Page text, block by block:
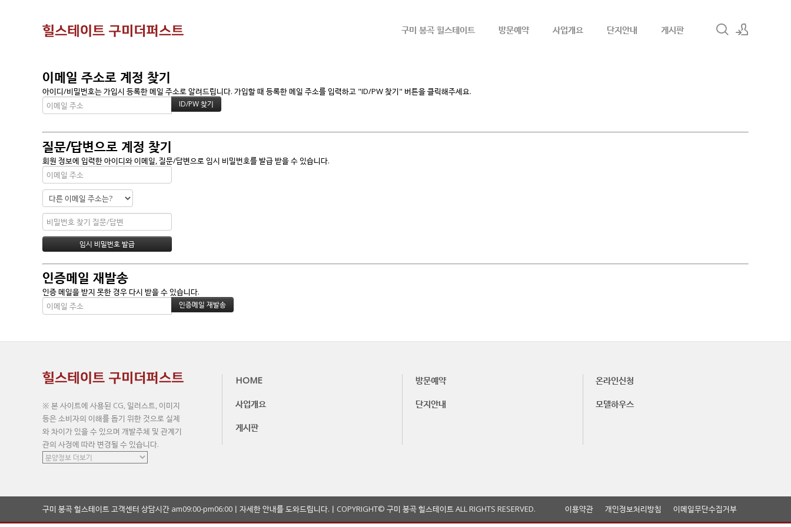
구미 봉곡 힐스테이트 방문예약 사업개요 단지안내 게시판
이메일 주소로 계정 찾기
아이디/비밀번호는 가입시 등록한 메일 주소로 알려드립니다. 가입할 때 등록한 메일 주소를 입력하고 "ID/PW 찾기" 버튼을 클릭해주세요.
질문/답변으로 계정 찾기
회원 정보에 입력한 아이디와 이메일, 질문/답변으로 임시 비밀번호를 발급 받을 수 있습니다.
인증메일 재발송
인증 메일을 받지 못한 경우 다시 받을 수 있습니다.
※ 본 사이트에 사용된 CG, 일러스트, 이미지
등은 소비자의 이해를 돕기 위한 것으로 실제
와 차이가 있을 수 있으며 개발주체 및 관계기
관의 사정에 따라 변경될 수 있습니다.
HOME 방문예약
온라인신청
사업개요
단지안내
모델하우스
게시판
구미 봉곡 힐스테이트 고객센터 상담시간 am09:00-pm06:00ㅣ자세한 안내를 도와드립니다.ㅣ 이메일무단수집거부
개인정보처리방침
이용약관
COPYRIGHT© 구미 봉곡 힐스테이트 ALL RIGHTS RESERVED.